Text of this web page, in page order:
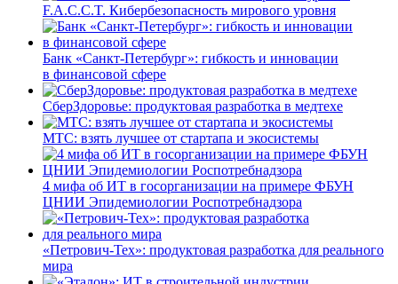
F.A.C.C.T. Кибербезопасность мирового уровня
Банк «Санкт-Петербург»: гибкость и инновации
в финансовой сфере
СберЗдоровье: продуктовая разработка в медтехе
МТС: взять лучшее от стартапа и экосистемы
4 мифа об ИТ в госорганизации на примере ФБУН
ЦНИИ Эпидемиологии Роспотребнадзора
«Петрович-Тех»: продуктовая разработка для реального
мира